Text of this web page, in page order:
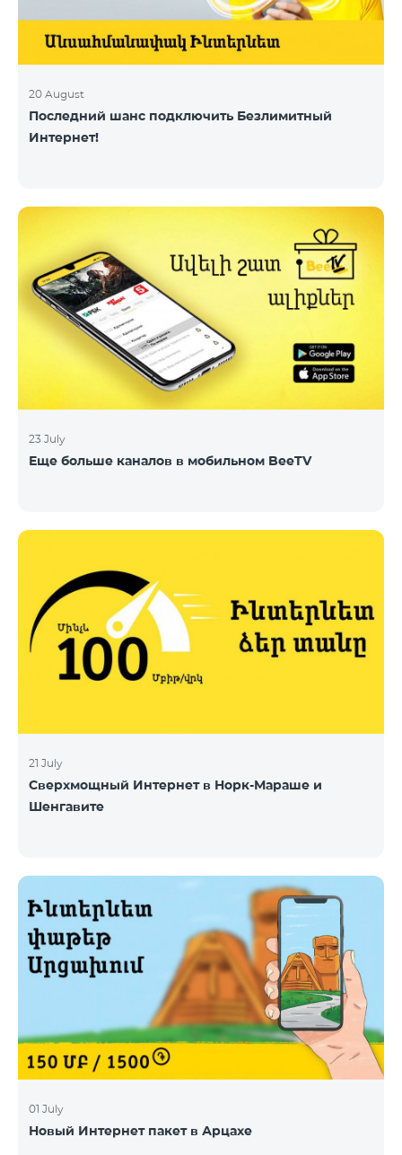
20 August
Последний шанс подключить Безлимитный
Интернет!
23 July
Еще больше каналов в мобильном BeeTV
21 July
Сверхмощный Интернет в Норк-Мараше и
Шенгавите
01 July
Новый Интернет пакет в Арцахе